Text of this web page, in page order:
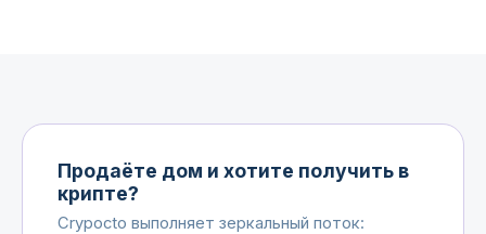
Продаёте дом и хотите получить в
крипте?
Crypocto выполняет зеркальный поток: